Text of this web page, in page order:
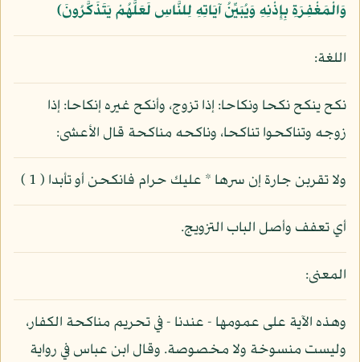
وَالْمَغْفِرَةِ بِإِذْنِهِ وَيُبَيِّنُ آيَاتِهِ لِلنَّاسِ لَعَلَّهُمْ يَتَذَكَّرُونَ﴾
اللغة:
نكح ينكح نكحا ونكاحا: إذا تزوج، وأنكح غيره إنكاحا: إذا
زوجه وتناكحوا تناكحا، وناكحه مناكحة قال الأعشى:
ولا تقربن جارة إن سرها * عليك حرام فانكحن أو تأبدا ( 1 )
أي تعفف وأصل الباب التزويج.
المعنى:
وهذه الآية على عمومها - عندنا - في تحريم مناكحة الكفار،
وليست منسوخة ولا مخصوصة. وقال ابن عباس في رواية